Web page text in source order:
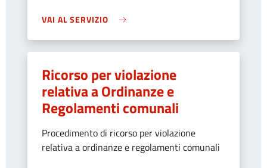
VAI AL SERVIZIO
Ricorso per violazione
relativa a Ordinanze e
Regolamenti comunali
Procedimento di ricorso per violazione
relativa a ordinanze e regolamenti comunali